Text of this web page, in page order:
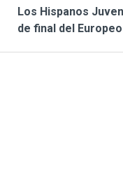
Los Hispanos
de final del